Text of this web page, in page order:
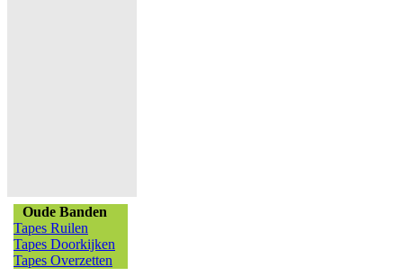
Oude Banden
Tapes Ruilen
Tapes Doorkijken
Tapes Overzetten